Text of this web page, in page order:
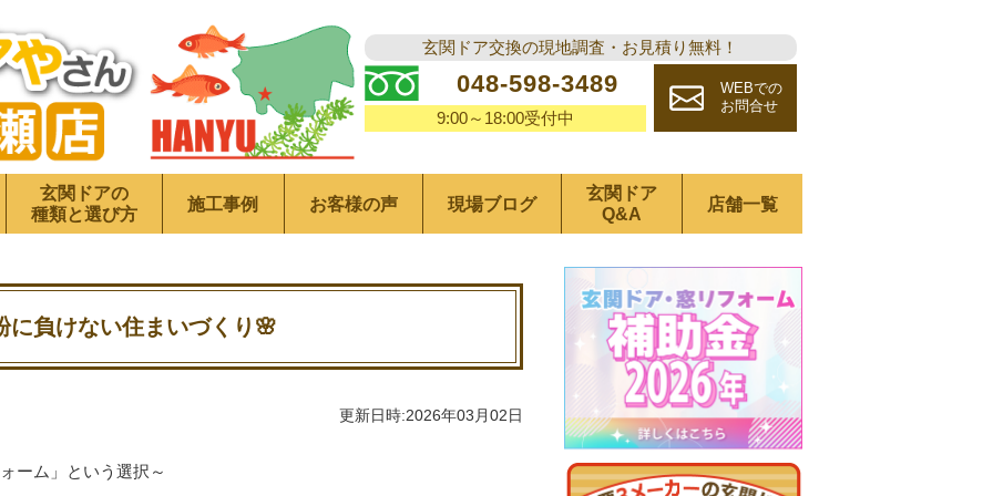
玄関ドア交換の現地調査・お見積り無料！
048-598-3489
9:00～18:00受付中
WEBでの
お問合せ
玄関ドアの
種類と選び方
施工事例 お客様の声 現場ブログ
玄関ドア
Q&A
店舗一覧
に負けない住まいづくり🌸
更新日時:2026年03月02日
ーム」という選択～